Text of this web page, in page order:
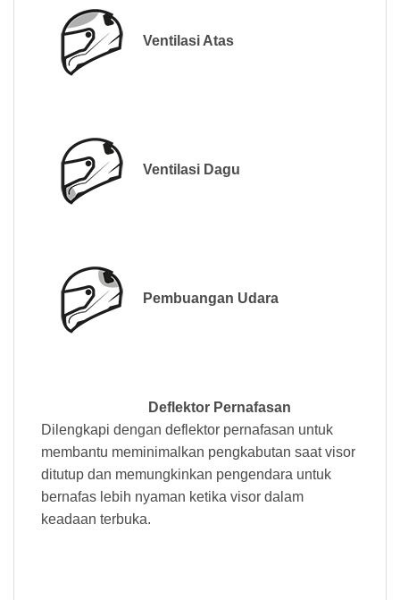
Ventilasi Atas
Ventilasi Dagu
Pembuangan Udara
Deflektor Pernafasan
Dilengkapi dengan deflektor pernafasan untuk
membantu meminimalkan pengkabutan saat visor
ditutup dan memungkinkan pengendara untuk
bernafas lebih nyaman ketika visor dalam
keadaan terbuka.